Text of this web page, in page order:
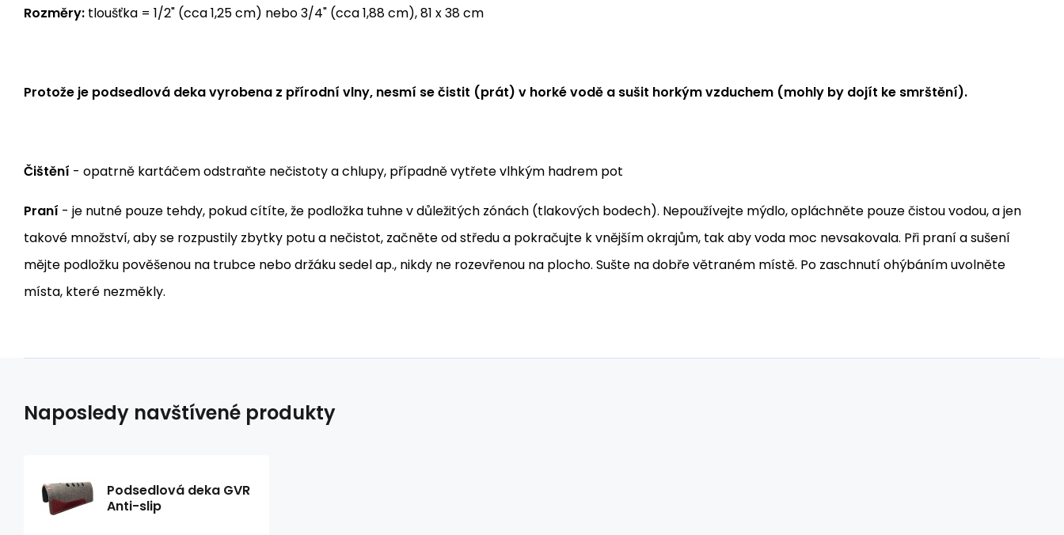
Rozměry: tloušťka = 1/2" (cca 1,25 cm) nebo 3/4" (cca 1,88 cm), 81 x 38 cm
Protože je podsedlová deka vyrobena z přírodní vlny, nesmí se čistit (prát) v horké vodě a sušit horkým vzduchem (mohly by dojít ke smrštění).
Čištění - opatrně kartáčem odstraňte nečistoty a chlupy, případně vytřete vlhkým hadrem pot
Praní - je nutné pouze tehdy, pokud cítíte, že podložka tuhne v důležitých zónách (tlakových bodech). Nepoužívejte mýdlo, opláchněte pouze čistou vodou, a jen
takové množství, aby se rozpustily zbytky potu a nečistot, začněte od středu a pokračujte k vnějším okrajům, tak aby voda moc nevsakovala. Při praní a sušení
mějte podložku pověšenou na trubce nebo držáku sedel ap., nikdy ne rozevřenou na plocho. Sušte na dobře větraném místě. Po zaschnutí ohýbáním uvolněte
místa, které nezměkly.
Naposledy navštívené produkty
Podsedlová deka GVR
Anti-slip